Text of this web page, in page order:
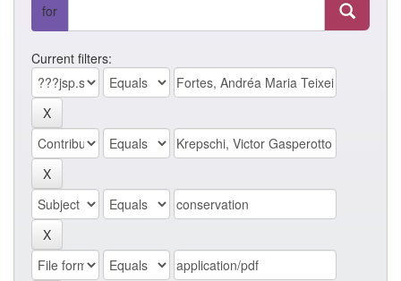
for
Current filters: